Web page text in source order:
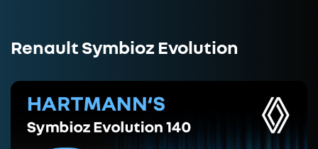
Renault Symbioz Evolution